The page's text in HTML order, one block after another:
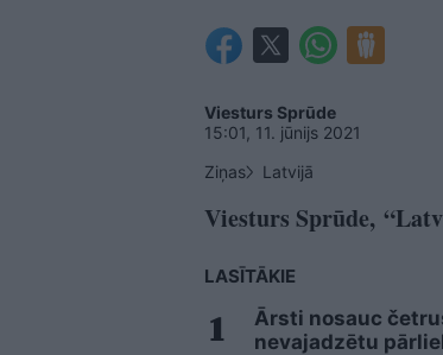
Viesturs Sprūde
15:01, 11. jūnijs 2021
Ziņas
Latvijā
Viesturs Sprūde,
LASĪTĀKIE
Ārsti nosauc
nevajadzētu